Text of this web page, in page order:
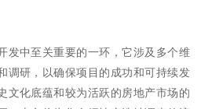
发中至关重要的一环，它涉及多个维
调研，以确保项目的成功和可持续发
文化底蕴和较为活跃的房地产市场的